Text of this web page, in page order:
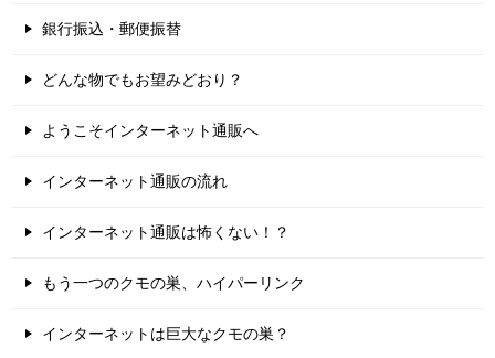
銀行振込・郵便振替
どんな物でもお望みどおり？
ようこそインターネット通販へ
インターネット通販の流れ
インターネット通販は怖くない！？
もう一つのクモの巣、ハイパーリンク
インターネットは巨大なクモの巣？